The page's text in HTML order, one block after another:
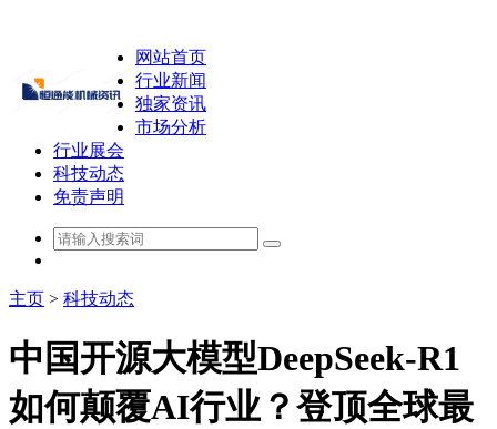
网站首页
行业新闻
独家资讯
市场分析
行业展会
科技动态
免责声明
主页 > 科技动态
中国开源大模型DeepSeek-R1
如何颠覆AI行业？登顶全球最